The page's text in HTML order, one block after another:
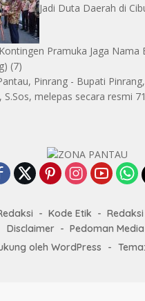
Jadi Duta Daerah di
Pramuka Jaga Nama
(7)
Pinrang - Bupati
S.Sos, melepas secara resmi
Kode Etik Redaksi
Disclaimer
Pedoman
oleh WordPress
-